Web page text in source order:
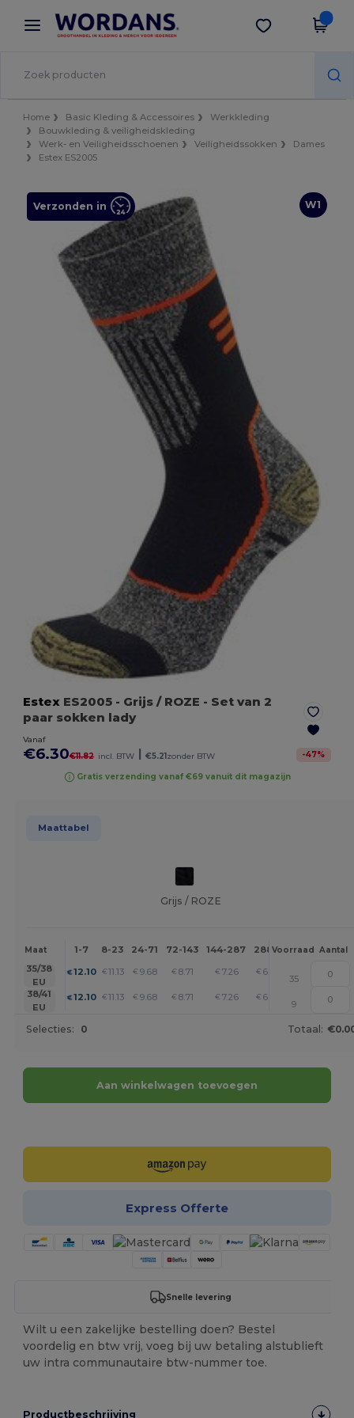
× Wordans-app
Betere prijzen in de app!
Download app
Home Basic Kleding & Accessoires
Werkkleding
Bouwkleding & veiligheidskleding
Werk- en Veiligheidsschoenen
Veiligheidssokken
Dames
Estex ES2005
W1
Verzonden in
Estex ES2005 - Grijs / ROZE - Set van 2
paar sokken lady
Vanaf
€6.30€11.82 incl. BTW | €5.21zonder BTW -47%
Gratis verzending vanaf €69 vanuit dit magazijn
Maattabel
Grijs / ROZE
Maat 1-7 8-23 24-71 72-143 144-287 288 + Meer
Voorraad Aantal
35/38
EU
€12.10 €11.13 € 9.68 € 8.71 € 7.26 € 6.30 +
35
38/41
EU
€12.10 €11.13 € 9.68 € 8.71 € 7.26 € 6.30
9
Selecties: 0 Totaal:
Aan winkelwagen toevoegen
Express Offerte
Snelle levering
Wilt u een zakelijke bestelling doen? Bestel
voordelig en btw vrij, voeg bij uw betaling alstublieft
uw intra communautaire btw-nummer toe.
Productbeschrijving